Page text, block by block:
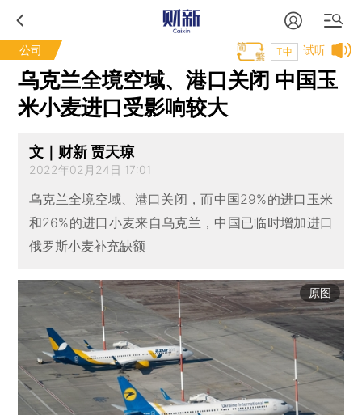
公司 试听
T中
乌克兰全境空域、港口关闭 中国玉
米小麦进口受影响较大
文｜财新 贾天琼
2022年02月24日 17:01
乌克兰全境空域、港口关闭，而中国29%的进口玉米
和26%的进口小麦来自乌克兰，中国已临时增加进口
俄罗斯小麦补充缺额
原图